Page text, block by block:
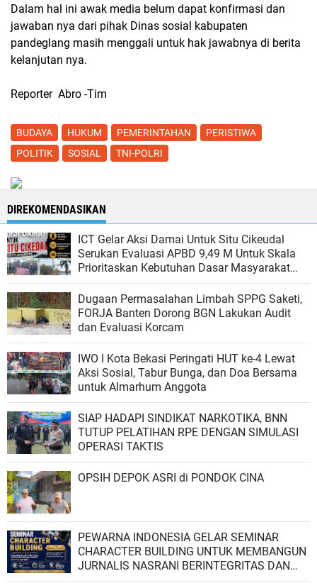
Dalam hal ini awak media belum dapat konfirmasi dan
jawaban nya dari pihak Dinas sosial kabupaten
pandeglang masih menggali untuk hak jawabnya di berita
kelanjutan nya.
Reporter Abro -Tim
BUDAYA HUKUM PEMERINTAHAN
PERISTIWA
POLITIK
SOSIAL TNI-POLRI
DIREKOMENDASIKAN
ICT Gelar Aksi Damai Untuk Situ Cikeudal
Serukan Evaluasi APBD 9,49 M Untuk Skala
Prioritaskan Kebutuhan Dasar Masyarakat
Belum Saat nya Butuh Kawasan wisata
Dugaan Permasalahan Limbah SPPG Saketi,
FORJA Banten Dorong BGN Lakukan Audit
dan Evaluasi Korcam
IWO I Kota Bekasi Peringati HUT ke-4 Lewat
Aksi Sosial, Tabur Bunga, dan Doa Bersama
untuk Almarhum Anggota
SIAP HADAPI SINDIKAT NARKOTIKA, BNN
TUTUP PELATIHAN RPE DENGAN SIMULASI
OPERASI TAKTIS
OPSIH DEPOK ASRI di PONDOK CINA
PEWARNA INDONESIA GELAR SEMINAR
CHARACTER BUILDING UNTUK MEMBANGUN
JURNALIS NASRANI BERINTEGRITAS DAN
BERDAMPAK*